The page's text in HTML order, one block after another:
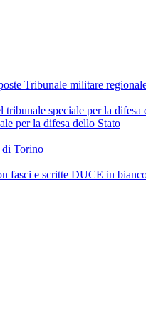
Tribunale militare
tribunale speciale per la
per la difesa dello Stato
di Torino
fasci e scritte DUCE in